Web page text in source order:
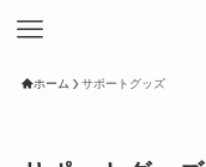
ホーム サポートグッズ